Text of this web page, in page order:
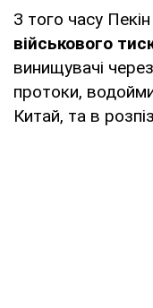
З того часу
військового
винищувачі
протоки,
Китай, та в